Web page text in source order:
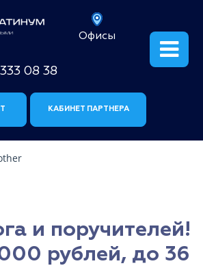
Офисы
08 38
КАБИНЕТ ПАРТНЕРА
и поручителей!
рублей, до 36